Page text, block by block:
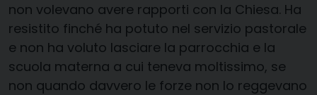
non volevano avere rapporti con la Chiesa. Ha
resistito finché ha potuto nel servizio pastorale
e non ha voluto lasciare la parrocchia e la
scuola materna a cui teneva moltissimo, se
non quando davvero le forze non lo reggevano